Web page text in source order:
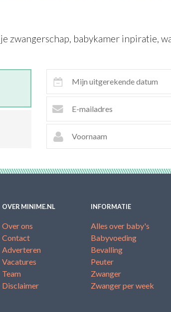
zwangerschap, babykamer inpiratie,
OVER MINIME.NL
Over ons
Contact
Adverteren
Vacatures
Team
Disclaimer
INFORMATIE
Alles over baby's
Babyvoeding
Bevalling
Peuter
Zwanger
Zwanger per week